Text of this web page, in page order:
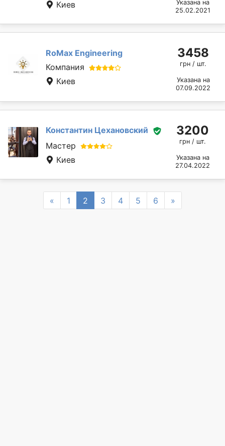
Киев
Указана на
25.02.2021
RoMax Engineering
Компания
Киев
3458
грн / шт.
Указана на
07.09.2022
Константин Цехановский
Мастер
Киев
3200
грн / шт.
Указана на
27.04.2022
« Previous
1 2 3 4 5 6 »